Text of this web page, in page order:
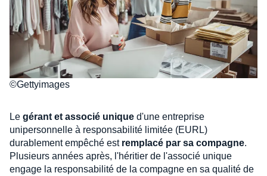
©Gettyimages
Le gérant et associé unique d'une entreprise
unipersonnelle à responsabilité limitée (EURL)
durablement empêché est remplacé par sa compagne.
Plusieurs années après, l'héritier de l'associé unique
engage la responsabilité de la compagne en sa qualité de